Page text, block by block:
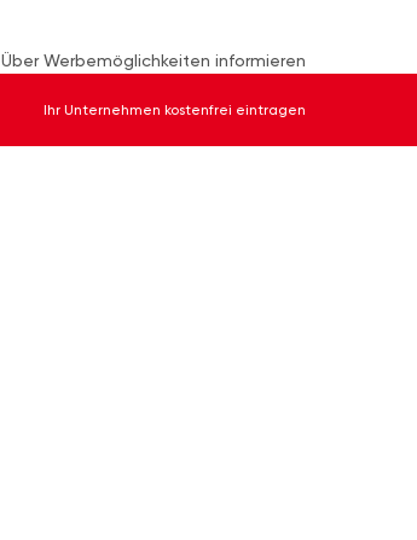
Über Werbemöglichkeiten informieren
Ihr Unternehmen kostenfrei eintragen